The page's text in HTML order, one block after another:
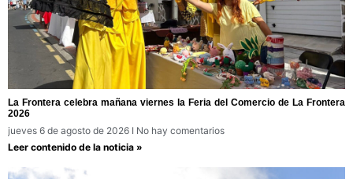
La Frontera celebra mañana viernes la Feria del Comercio de La Frontera
2026
jueves 6 de agosto de 2026
No hay comentarios
Leer contenido de la noticia »